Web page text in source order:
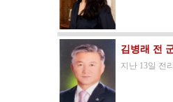
김병래 전
지난 13일 전